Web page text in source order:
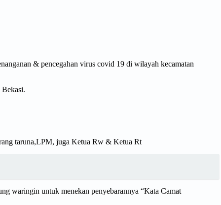
& pencegahan virus covid 19 di wilayah kecamatan
taruna,LPM, juga Ketua Rw & Ketua Rt
waringin untuk menekan penyebarannya “Kata Camat